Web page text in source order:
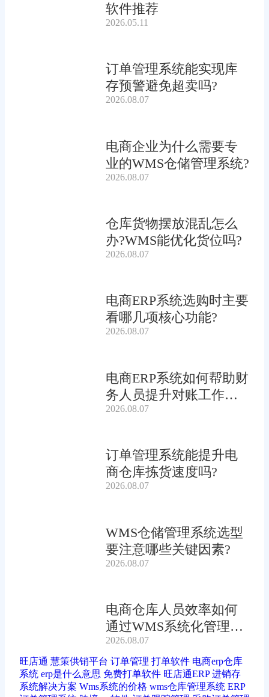
软件推荐
2026.05.11
订单管理系统能实现库
存预警避免超卖吗?
2026.08.07
电商企业为什么需要专
业的WMS仓储管理系统?
2026.08.07
仓库货物摆放混乱怎么
办?WMS能优化货位吗?
2026.08.07
电商ERP系统选购时主要
看哪几项核心功能?
2026.08.07
电商ERP系统如何帮助财
务人员提升对账工作效
率?
2026.08.07
订单管理系统能提升电
商仓库拣货速度吗?
2026.08.07
WMS仓储管理系统选型
要注意哪些关键因素?
2026.08.07
电商仓库人员效率如何
通过WMS系统化管理提
升?
2026.08.07
旺店通 慧策供销平台 订单管理 打单软件 电商erp仓库
系统 erp是什么意思 免费打单软件 旺店通ERP 进销存
系统解决方案 Wms系统的价格 wms仓库管理系统 ERP